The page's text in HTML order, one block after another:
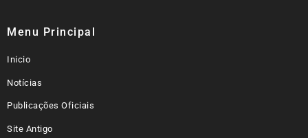
Menu Principal
Inicio
Notícias
Publicações Oficiais
Site Antigo